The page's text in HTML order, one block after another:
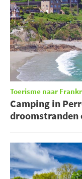
Toerisme naar
Camping in
droomstranden